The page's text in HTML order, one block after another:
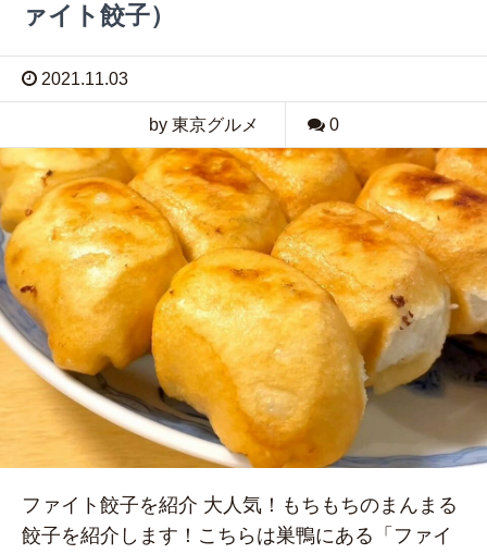
ァイト餃子）
2021.11.03
by 東京グルメ 0
ファイト餃子を紹介 大人気！もちもちのまんまる
餃子を紹介します！こちらは巣鴨にある「ファイ